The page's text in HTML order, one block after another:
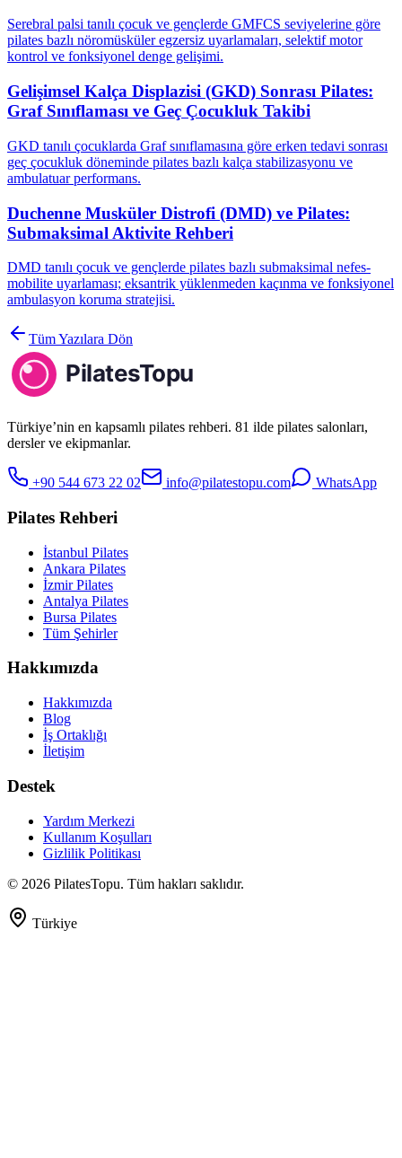
Serebral palsi tanılı çocuk ve gençlerde GMFCS seviyelerine göre
pilates bazlı nöromüsküler egzersiz uyarlamaları, selektif motor
kontrol ve fonksiyonel denge gelişimi.
Gelişimsel Kalça Displazisi (GKD) Sonrası Pilates:
Graf Sınıflaması ve Geç Çocukluk Takibi
GKD tanılı çocuklarda Graf sınıflamasına göre erken tedavi sonrası
geç çocukluk döneminde pilates bazlı kalça stabilizasyonu ve
ambulatuar performans.
Duchenne Musküler Distrofi (DMD) ve Pilates:
Submaksimal Aktivite Rehberi
DMD tanılı çocuk ve gençlerde pilates bazlı submaksimal nefes-
mobilite uyarlaması; eksantrik yüklenmeden kaçınma ve fonksiyonel
ambulasyon koruma stratejisi.
Tüm Yazılara Dön
Türkiye’nin en kapsamlı pilates rehberi. 81 ilde pilates salonları,
dersler ve ekipmanlar.
+90 544 673 22 02 info@pilatestopu.com WhatsApp
Pilates Rehberi
İstanbul Pilates
Ankara Pilates
İzmir Pilates
Antalya Pilates
Bursa Pilates
Tüm Şehirler
Hakkımızda
Hakkımızda
Blog
İş Ortaklığı
İletişim
Destek
Yardım Merkezi
Kullanım Koşulları
Gizlilik Politikası
© 2026 PilatesTopu. Tüm hakları saklıdır.
Türkiye